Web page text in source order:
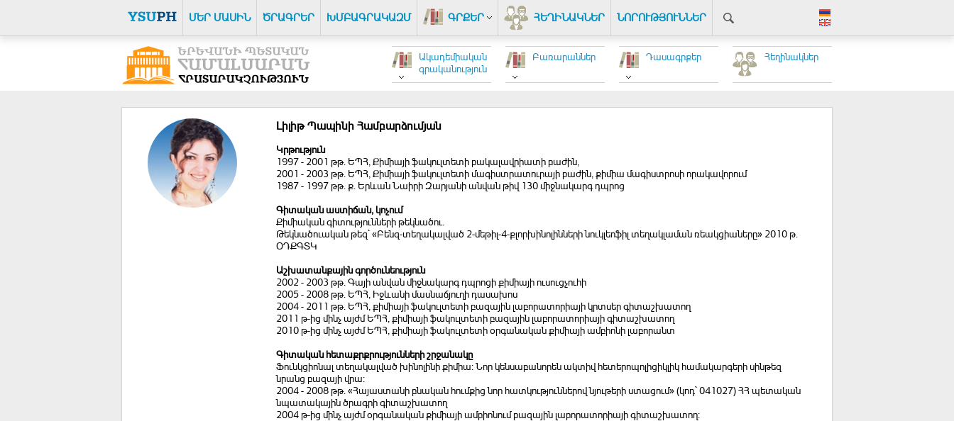
ՄԵՐ ՄԱՍԻՆ ԾՐԱԳՐԵՐ ԽՄԲԱԳՐԱԿԱԶՄ ԳՐՔԵՐ ՀԵՂԻՆԱԿՆԵՐ ՆՈՐՈՒԹՅՈՒՆՆԵՐ
Հեղինակներ
Դասագրքեր
Բառարաններ
Ակադեմիական
գրականություն
Լիլիթ Պապինի Համբարձումյան
Կրթություն
1997 - 2001 թթ. ԵՊՀ, Քիմիայի ֆակուլտետի բակալավրիատի բաժին,
2001 - 2003 թթ. ԵՊՀ, Քիմիայի ֆակուլտետի մագիստրատուրայի բաժին, քիմիա մագիստրոսի որակավորում
1987 - 1997 թթ. ք. Երևան Նաիրի Զարյանի անվան թիվ 130 միջնակարգ դպրոց
Գիտական աստիճան, կոչում
Քիմիական գիտությունների թեկնածու.
Թեկնածուական թեզ` «Բենզ-տեղակալված 2-մեթիլ-4-քլորխինոլինների նուկլեոֆիլ տեղակլաման ռեակցիաները» 2010 թ.
ՕԴՔԳՏԿ
Աշխատանքային գործունեություն
2002 - 2003 թթ. Գայի անվան միջնակարգ դպրոցի քիմիայի ուսուցչուհի
2005 - 2008 թթ. ԵՊՀ, Իջևանի մասնաճյուղի դասախոս
2004 - 2011 թթ. ԵՊՀ, քիմիայի ֆակուլտետի բազային լաբորատորիայի կրտսեր գիտաշխատող
2011 թ-ից մինչ այժմ ԵՊՀ, քիմիայի ֆակուլտետի բազային լաբորատորիայի գիտաշխատող
2010 թ-ից մինչ այժմ ԵՊՀ, քիմիայի ֆակուլտետի օրգանական քիմիայի ամբիոնի լաբորանտ
Գիտական հետաքրքրությունների շրջանակը
Ֆունկցիոնալ տեղակալված խինոլինի քիմիա: Նոր կենսաբանորեն ակտիվ հետերոպոլիցիկլիկ համակարգերի սինթեզ
նրանց բազայի վրա:
2004 - 2008 թթ. «Հայաստանի բնական հումքից նոր հատկություններով նյութերի ստացում» (կոդ` 041027) ՀՀ պետական
նպատակային ծրագրի գիտաշխատող
2004 թ-ից մինչ այժմ օրգանական քիմիայի ամբիոնում բազային լաբորատորիայի գիտաշխատող: